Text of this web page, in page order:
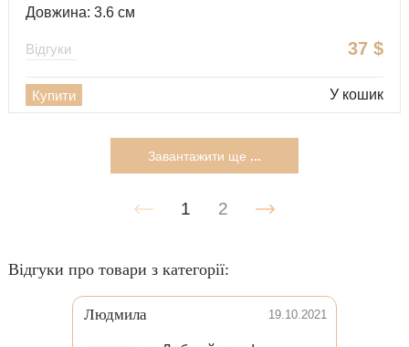
Довжина: 3.6 см
37 $
Відгуки
Купити У кошик
Завантажити ще ...
1 2
Відгуки про товари з категорії:
Володимир 28.06.2024